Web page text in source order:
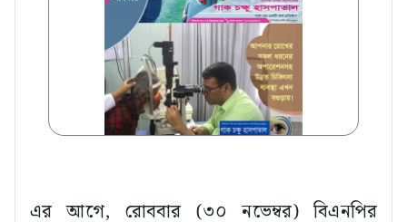
এর আগে, রোববার (৩০ নভেম্বর) বিএনপির